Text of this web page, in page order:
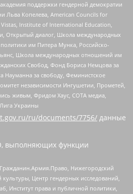
поддержки гендерной демократии
Льва Копелева, American Councils for
Institute of International Education,
Открытый диалог, Школа международных
им Питера Мунка, Российско-
Школа международных отношений им
Свобод, Фонд Бориса Немцова за
за свободу, Феминистское
независимости Ингушетии, Прометей,
живым, Фридом Хаус, СОТА медиа,
Украины
ru/documents/7756/ данные
выполняющих функции
Нижегородский
Центр гендерных исследований,
Институт права и публичной политики,